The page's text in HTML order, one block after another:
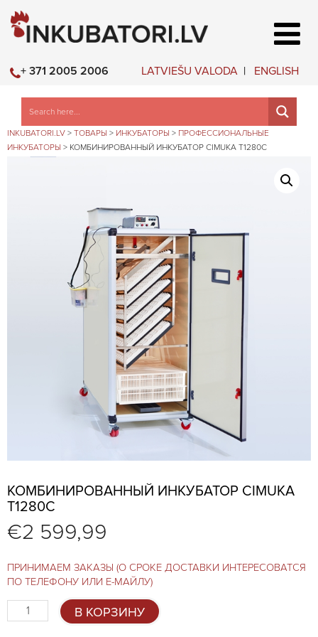
LATVIEŠU VALODA ENGLISH
+ 371 2005 2006
INKUBATORI.LV > ТОВАРЫ > ИНКУБАТОРЫ > ПРОФЕССИОНАЛЬНЫЕ
ИНКУБАТОРЫ > КОМБИНИРОВАННЫЙ ИНКУБАТОР CIMUKA T1280C
КОМБИНИРОВАННЫЙ ИНКУБАТОР CIMUKA
T1280C
€2 599,99
ПРИНИМАЕМ ЗАКАЗЫ (О СРОКЕ ДОСТАВКИ ИНТЕРЕСОВАТСЯ
ПО ТЕЛЕФОНУ ИЛИ Е-МАЙЛУ)
Количество
товара
В КОРЗИНУ